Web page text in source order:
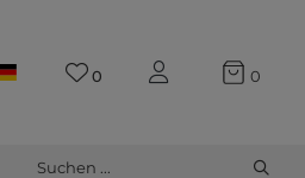
0 0
Suchen ...